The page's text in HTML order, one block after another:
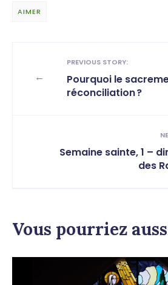
AIMER
←
PREVIOUS STORY:
Pourquoi le
réconciliation ?
Semaine sainte, 1 –
des
Vous pourriez